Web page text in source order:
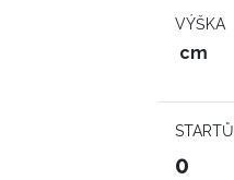
VÝŠKA
cm
STARTŮ
0